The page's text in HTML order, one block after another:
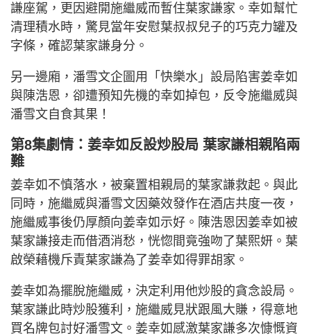
謙座駕，更因避開施繼威而暫住葉家謙家。幸如幫忙
清理積水時，驚見當年安慰葉叔叔兒子的巧克力罐及
字條，確認葉家謙身分。
另一邊廂，潘雪文企圖用「快樂水」設局陷害姜幸如
與陳浩恩，卻遭預知先機的幸如掉包，反令施繼威與
潘雪文自食其果！
第8集劇情：姜幸如反設炒股局 葉家謙相親陷兩
難
姜幸如不慎落水，被棄置相親局的葉家謙救起。與此
同時，施繼威與潘雪文因藥效發作在酒店共度一夜，
施繼威事後仍厚顏向姜幸如示好。陳浩恩因姜幸如被
葉家謙接走而借酒消愁，恍惚間竟強吻了葉熙妍。葉
啟榮藉機斥責葉家謙為了姜幸如得罪胡家。
姜幸如為擺脫施繼威，決定利用他炒股的貪念設局。
葉家謙此時炒股獲利，施繼威見狀跟風大賺，得意地
買名牌包討好潘雪文。姜幸如感激葉家謙多次慷慨資